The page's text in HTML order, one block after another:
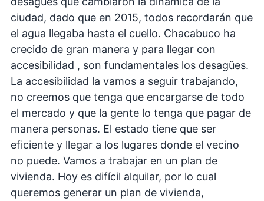
ciudad, dado que en 2015, todos recordarán que
el agua llegaba hasta el cuello. Chacabuco ha
crecido de gran manera y para llegar con
accesibilidad , son fundamentales los desagües.
La accesibilidad la vamos a seguir trabajando,
no creemos que tenga que encargarse de todo
el mercado y que la gente lo tenga que pagar de
manera personas. El estado tiene que ser
eficiente y llegar a los lugares donde el vecino
no puede. Vamos a trabajar en un plan de
vivienda. Hoy es difícil alquilar, por lo cual
queremos generar un plan de vivienda,